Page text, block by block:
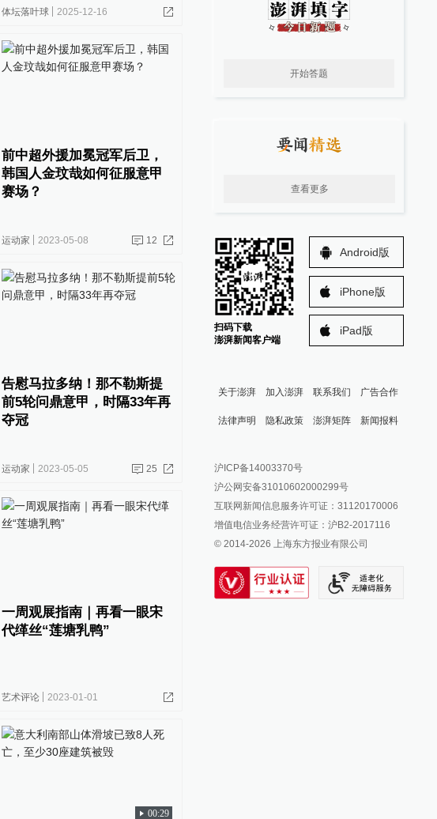
体坛落叶球 2025-12-16
前中超外援加冕冠军后卫，
韩国人金玟哉如何征服意甲
赛场？
运动家 2023-05-08 12
告慰马拉多纳！那不勒斯提
前5轮问鼎意甲，时隔33年再
夺冠
运动家 2023-05-05 25
一周观展指南｜再看一眼宋
代缂丝“莲塘乳鸭”
艺术评论 2023-01-01
00:29
开始答题
查看更多
扫码下载
澎湃新闻客户端
Android版
iPhone版
iPad版
关于澎湃 加入澎湃 联系我们 广告合作
法律声明 隐私政策 澎湃矩阵
澎湃新闻公众号
澎湃新闻抖音号
派生万物开放平台
IP SHANGHAI
SIXTH TONE
新闻报料
报料邮箱: news@thepaper.cn
沪ICP备14003370号
沪公网安备31010602000299号
互联网新闻信息服务许可证：31120170006
增值电信业务经营许可证：沪B2-2017116
© 2014-2026 上海东方报业有限公司